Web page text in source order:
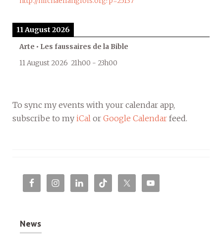
11 August 2026
Arte • Les faussaires de la Bible
11 August 2026 21h00 - 23h00
To sync my events with your calendar app,
subscribe to my iCal or Google Calendar feed.
News